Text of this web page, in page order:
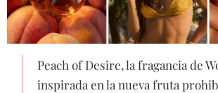
Peach of Desire, la fragancia de
inspirada en la nueva fruta